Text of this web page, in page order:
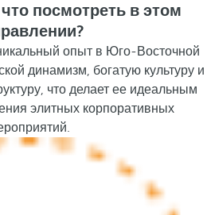
посмотреть в этом
опыт в Юго-Восточной
динамизм, богатую культуру и
что делает ее идеальным
элитных корпоративных